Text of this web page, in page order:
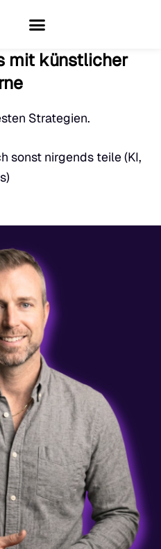
mit künstlicher
Strategien.
sonst nirgends teile (KI,